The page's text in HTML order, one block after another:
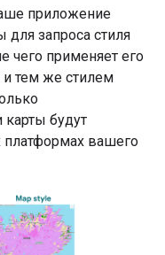
приложение
для запроса стиля
чего применяет его
тем же стилем
будут
платформах вашего